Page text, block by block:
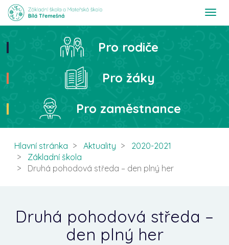
T
t
Hledat
Pro rodiče
Pro žáky
Pro zaměstnance
Hlavní stránka Aktuality
2020-2021
Základní škola
Druhá pohodová středa – den plný her
Druhá pohodová středa –
den plný her